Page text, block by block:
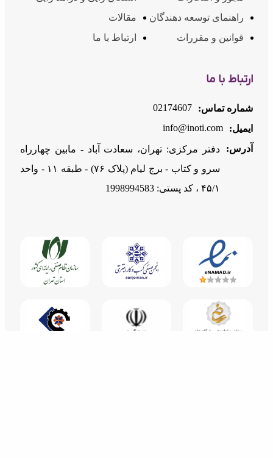
راهنمای توسعه دهندگان
مقالات
قوانین و مقررات
ارتباط با ما
ارتباط با ما
شماره تماس:
02174607
ایمیل:
info@inoti.com
آدرس:
دفتر مرکزی: تهران، سعادت آباد - مابین چهارراه
سرو و کتاب - برج لیام (پلاک ۷۶) - طبقه ۱۱ - واحد
۴۵/۱ ، کد پستی: 1998994583